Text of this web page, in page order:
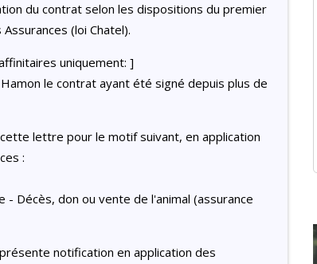
du contrat selon les dispositions du premier
(loi Chatel).
uniquement: ]
le contrat ayant été signé depuis plus de
lettre pour le motif suivant, en application
:
Décès, don ou vente de l'animal (assurance
notification en application des